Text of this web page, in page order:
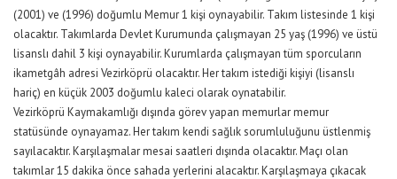
(2001) ve (1996) doğumlu Memur 1 kişi oynayabilir. Takım listesinde 1 kişi
olacaktır. Takımlarda Devlet Kurumunda çalışmayan 25 yaş (1996) ve üstü
lisanslı dahil 3 kişi oynayabilir. Kurumlarda çalışmayan tüm sporcuların
ikametgâh adresi Vezirköprü olacaktır. Her takım istediği kişiyi (lisanslı
hariç) en küçük 2003 doğumlu kaleci olarak oynatabilir.
Vezirköprü Kaymakamlığı dışında görev yapan memurlar memur
statüsünde oynayamaz. Her takım kendi sağlık sorumluluğunu üstlenmiş
sayılacaktır. Karşılaşmalar mesai saatleri dışında olacaktır. Maçı olan
takımlar 15 dakika önce sahada yerlerini alacaktır. Karşılaşmaya çıkacak